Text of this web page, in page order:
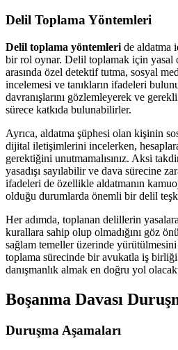
Delil Toplama Yöntemleri
Delil toplama yöntemleri de aldatma
bir rol oynar. Delil toplamak için yasal
arasında özel detektif tutma, sosyal
incelemesi ve tanıkların ifadeleri
davranışlarını gözlemleyerek ve
sürece katkıda bulunabilirler.
Ayrıca, aldatma şüphesi olan kişinin
dijital iletişimlerini incelerken,
gerektiğini unutmamalısınız. Aksi
yasadışı sayılabilir ve dava sürecine
ifadeleri de özellikle aldatmanın
olduğu durumlarda önemli bir delil
Her adımda, toplanan delillerin
kurallara sahip olup olmadığını göz
sağlam temeller üzerinde
toplama sürecinde bir avukatla iş
danışmanlık almak en doğru yol
Boşanma Davası
Duruşma Aşamaları